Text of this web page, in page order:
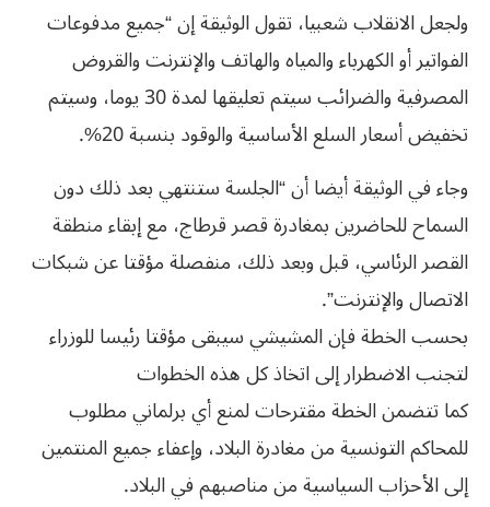
ولجعل الانقلاب شعبيا، تقول الوثيقة إن “جميع مدفوعات
الفواتير أو الكهرباء والمياه والهاتف والإنترنت والقروض
المصرفية والضرائب سيتم تعليقها لمدة 30 يوما، وسيتم
تخفيض أسعار السلع الأساسية والوقود بنسبة 20%.
وجاء في الوثيقة أيضا أن “الجلسة ستنتهي بعد ذلك دون
السماح للحاضرين بمغادرة قصر قرطاج، مع إبقاء منطقة
القصر الرئاسي، قبل وبعد ذلك، منفصلة مؤقتا عن شبكات
الاتصال والإنترنت”.
بحسب الخطة فإن المشيشي سيبقى مؤقتا رئيسا للوزراء
لتجنب الاضطرار إلى اتخاذ كل هذه الخطوات
كما تتضمن الخطة مقترحات لمنع أي برلماني مطلوب
للمحاكم التونسية من مغادرة البلاد، وإعفاء جميع المنتمين
إلى الأحزاب السياسية من مناصبهم في البلاد.